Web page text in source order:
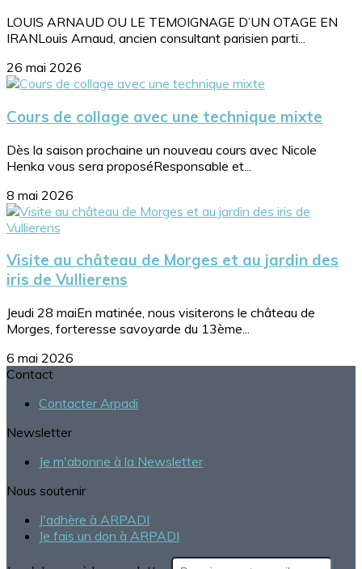
LOUIS ARNAUD OU LE TEMOIGNAGE D’UN OTAGE EN
IRANLouis Arnaud, ancien consultant parisien parti...
26 mai 2026
Cours de collage avec une technique mixte
Dès la saison prochaine un nouveau cours avec Nicole
Henka vous sera proposéResponsable et...
8 mai 2026
Visite au château de Morges et au jardin des
iris de Vullierens
Jeudi 28 maiEn matinée, nous visiterons le château de
Morges, forteresse savoyarde du 13ème...
6 mai 2026
Contact
Contacter Arpadi
Newsletter
Je m'abonne à la Newsletter
Nous soutenir
J'adhère à ARPADI
Je fais un don à ARPADI